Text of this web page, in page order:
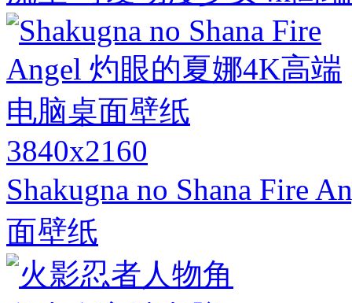
3840x2160
Shakugna no Shana Fire
面壁纸